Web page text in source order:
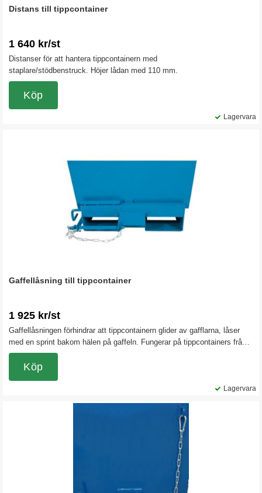
Distans till tippcontainer
1 640 kr/st
Distanser för att hantera tippcontainern med
staplare/stödbenstruck. Höjer lådan med 110 mm.
Lagervara
Köp
Gaffellåsning till tippcontainer
1 925 kr/st
Gaffellåsningen förhindrar att tippcontainern glider av gafflarna, låser
med en sprint bakom hälen på gaffeln. Fungerar på tippcontainers från
600 liter och uppåt vid standard gaffellängder på trucken.
Lagervara
Köp